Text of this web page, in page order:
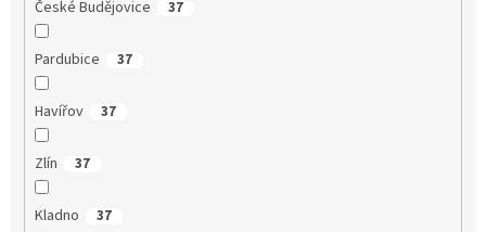
České Budějovice 37
Pardubice 37
Havířov 37
Zlín 37
Kladno 37